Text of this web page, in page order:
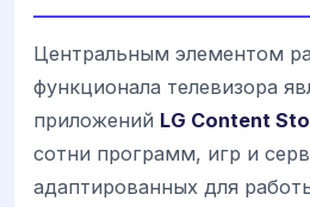
Центральным элементом
функционала телевизора
приложений LG Content
сотни программ, игр и
адаптированных для